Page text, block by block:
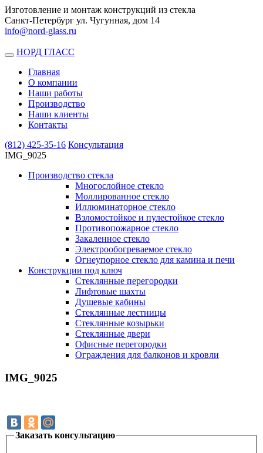
Изготовление и монтаж конструкций из стекла
Санкт-Петербург ул. Чугунная, дом 14
info@nord-glass.ru
Toggle
navigation
НОРД ГЛАСС
Главная
О компании
Наши работы
Производство
Наши клиенты
Контакты
(812) 425-35-16 Консультация
IMG_9025
Производство стекла
Многослойное стекло
Моллированное стекло
Иллюминаторное стекло
Взломостойкое и пулестойкое стекло
Противопожарное стекло
Закаленное стекло
Электрообогреваемое стекло
Огнеупорное стекло для камина и печи
Конструкции под ключ
Стеклянные перегородки
Лифтовые шахты
Душевые кабины
Cтеклянные лестницы
Cтеклянные козырьки
Cтеклянные двери
Офисные перегородки
Ограждения для балконов и кровли
IMG_9025
Заказать консультацию